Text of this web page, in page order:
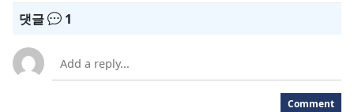
댓글 1
Comment